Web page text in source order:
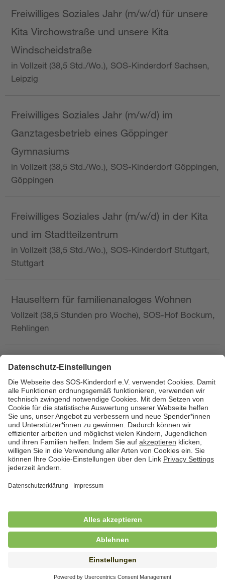
Freiwilliges Soziales Jahr (m/w/d) für unsere
Kita Virchowstraße und unsere Kita
Windscheidstraße
in Vollzeit (38,5 Std./Wo.), SOS-Kinderdorf Sachsen,
Leipzig
Freiwilliges Soziales Jahr (m/w/d) im
Ganztagesbetrieb eines Göppinger
Gymnasiums
in Vollzeit (38,5 Std./Wo.), SOS-Kinderdorf Göppingen,
Göppingen
Freiwilliges Soziales Jahr (m/w/d) in der Kita
und im Stadtteilzentrum
in Vollzeit (38,5 Std./Wo.), SOS-Kinderdorf Stuttgart,
Stuttgart
Hauseltern für familienanaloges Wohnen
Vollzeit (38,5 Stunden pro Woche), SOS-Hof Bockum,
Rehlingen
Hauswirtschafterin / Köchin (m/w/d) als
Ausbilderin (m/w/d) im Bereich
Nahrungszubereitung
in Vollzeit (38,5 Std./Wo.), SOS-Kinderdorf
Saarbrücken, Saarbrücken
Hauswirtschaftskraft (m/w/d)
in Teilzeit (mind. 20 - max. 30 Std./.Wo.), SOS-
Hauswirtschaftskraft (m/w/d)
in unbefristeter Anstellung, Teilzeit (20 Std./Wo.), SOS-
Kinderdorf Dortmund, Hagen